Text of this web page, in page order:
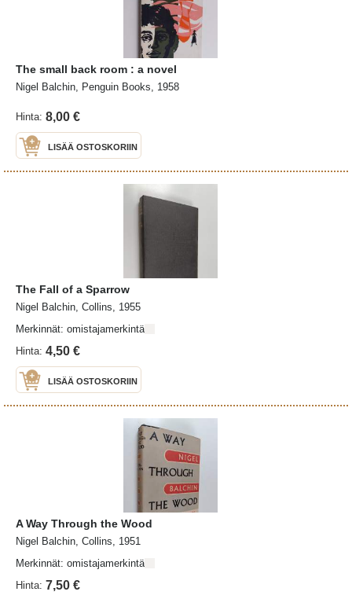
The small back room : a novel
Nigel Balchin, Penguin Books, 1958
Hinta: 8,00 €
LISÄÄ OSTOSKORIIN
The Fall of a Sparrow
Nigel Balchin, Collins, 1955
Merkinnät: omistajamerkintä
Hinta: 4,50 €
LISÄÄ OSTOSKORIIN
A Way Through the Wood
Nigel Balchin, Collins, 1951
Merkinnät: omistajamerkintä
Hinta: 7,50 €